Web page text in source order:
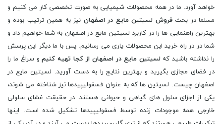
خواهد آورد. ما در همه محصولات شیمیایی به صورت تخصصی کار می کنیم و
مسلما در بحثفروش لسیتین مایع در اصفهان نیز به همین ترتیب بوده و
بهترین راهنمایی ها را در کاربرد لسیتین مایع در اصفهان به شما خواهیم داد و
شما در در راه خرید این محصولات یاری می رسانیم. پس با ما دیگر این پرسش
را نداشته باشید کهلسیتین مایع در اصفهان از کجا تهیه کنیمو سراغ ما را
در فضای مجازی بگیرید و بهترین نتایج را به دست آورید. لسیتین مایع در
اصفهان چیست. لسیتین ها که به عنوان فسفولیپیدها نیز شناخته می شوند،
یکی از اجزای سلول های گیاهی و حیوانی هستند. در حقیقت غشای سلولی
خارجی همه موجودات زنده توسط فسفولیپیدها تشکیل شده است. اینها